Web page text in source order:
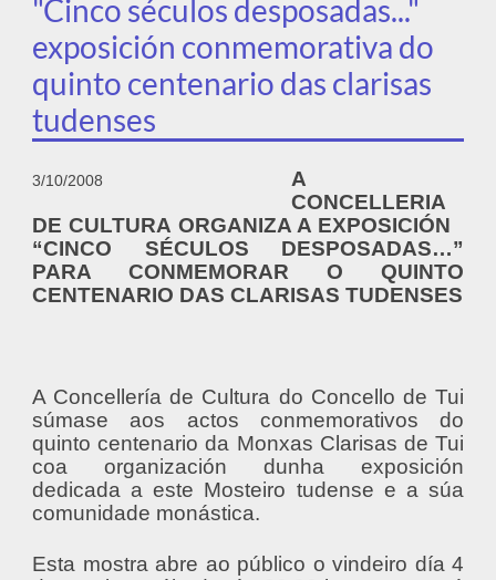
"Cinco séculos desposadas..."
exposición conmemorativa do
quinto centenario das clarisas
tudenses
3/10/2008
A
CONCELLERIA
DE CULTURA ORGANIZA A EXPOSICIÓN
“CINCO SÉCULOS DESPOSADAS…”
PARA CONMEMORAR O QUINTO
CENTENARIO DAS CLARISAS TUDENSES
A Concellería de Cultura do Concello de Tui
súmase aos actos conmemorativos do
quinto centenario da Monxas Clarisas de Tui
coa organización dunha exposición
dedicada a este Mosteiro tudense e a súa
comunidade monástica.
Esta mostra abre ao público o vindeiro día 4